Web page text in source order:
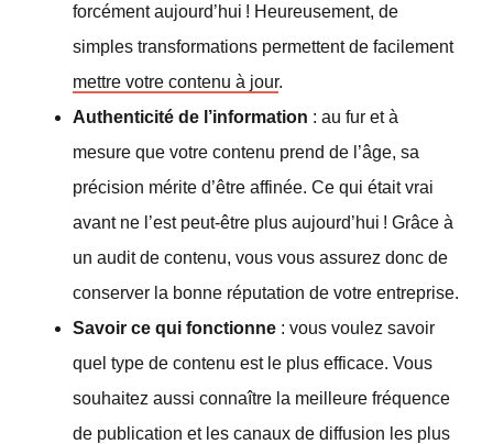
forcément aujourd’hui ! Heureusement, de
simples transformations permettent de facilement
mettre votre contenu à jour.
Authenticité de l’information : au fur et à
mesure que votre contenu prend de l’âge, sa
précision mérite d’être affinée. Ce qui était vrai
avant ne l’est peut-être plus aujourd’hui ! Grâce à
un audit de contenu, vous vous assurez donc de
conserver la bonne réputation de votre entreprise.
Savoir ce qui fonctionne : vous voulez savoir
quel type de contenu est le plus efficace. Vous
souhaitez aussi connaître la meilleure fréquence
de publication et les canaux de diffusion les plus